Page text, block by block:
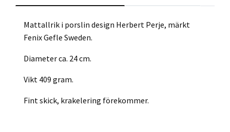
Mattallrik i porslin design Herbert Perje, märkt
Fenix Gefle Sweden.
Diameter ca. 24 cm.
Vikt 409 gram.
Fint skick, krakelering förekommer.